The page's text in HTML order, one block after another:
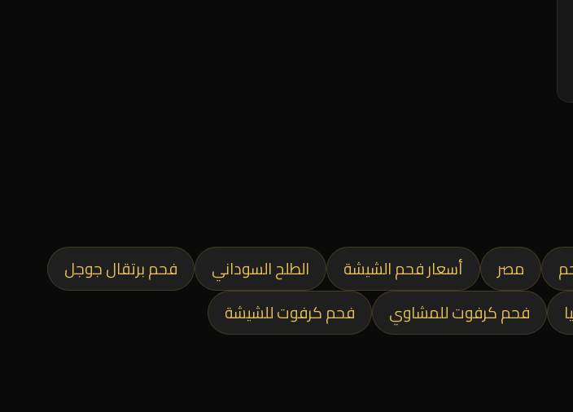
مصر أسعار فحم الشيشة الطلح السوداني
فحم برتقال جوجل
فحم كرفوت للمشاوي فحم كرفوت للشيشة